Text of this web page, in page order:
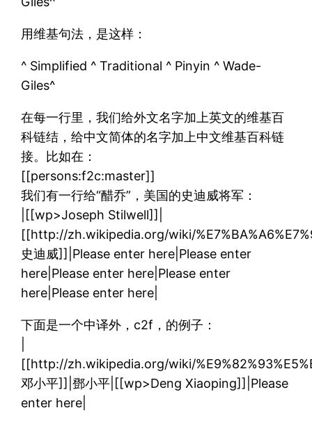
用维基句法，是这样：
^ Simplified ^ Traditional ^ Pinyin ^ Wade-
Giles^
在每一行里，我们给外文名字加上英文的维基百
科链结，给中文简体的名字加上中文维基百科链
接。比如在：
[[persons:f2c:master]]
我们有一行给“醋乔”，美国的史迪威将军：
|[[wp>Joseph Stilwell]]|
[[http://zh.wikipedia.org/wiki/
史迪威]]|Please enter here|Please enter
here|Please enter here|Please enter
here|Please enter here|
下面是一个中译外，c2f，的例子：
[[http://zh.wikipedia.org/wiki/
邓小平]]|鄧小平|[[wp>Deng Xiaoping]]|Please
enter here|